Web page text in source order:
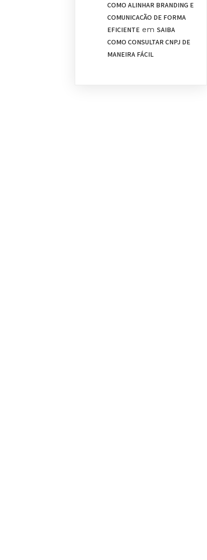
COMO ALINHAR BRANDING E
COMUNICAÇÃO DE FORMA
EFICIENTE emSAIBA
COMO CONSULTAR CNPJ DE
MANEIRA FÁCIL